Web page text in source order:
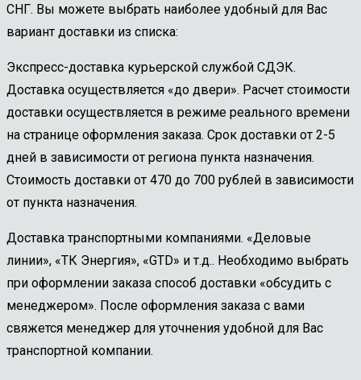
СНГ. Вы можете выбрать наиболее удобный для Вас
вариант доставки из списка:
Экспресс-доставка курьерской службой СДЭК.
Доставка осуществляется «до двери». Расчет стоимости
доставки осуществляется в режиме реального времени
на странице оформления заказа. Срок доставки от 2-5
дней в зависимости от региона пункта назначения.
Стоимость доставки от 470 до 700 рублей в зависимости
от пункта назначения.
Доставка транспортными компаниями. «Деловые
линии», «ТК Энергия», «GTD» и т.д.. Необходимо выбрать
при оформлении заказа способ доставки «обсудить с
менеджером». После оформления заказа с вами
свяжется менеджер для уточнения удобной для Вас
транспортной компании.